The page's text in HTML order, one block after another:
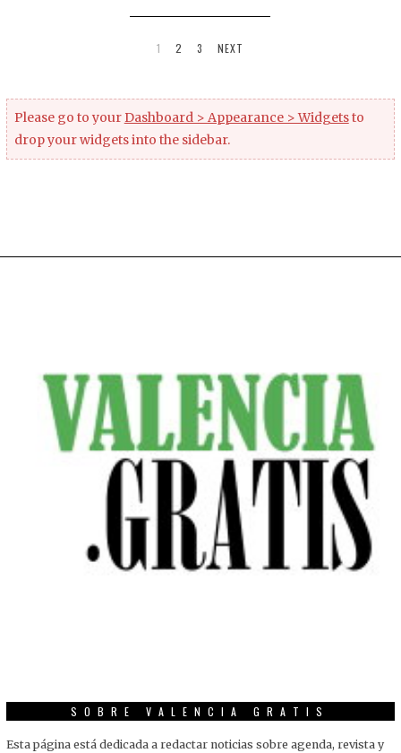
1 2 3 NEXT
Please go to yourDashboard > Appearance > Widgetsto
drop your widgets into the sidebar.
SOBRE VALENCIA GRATIS
Esta página está dedicada a redactar noticias sobre agenda, revista y